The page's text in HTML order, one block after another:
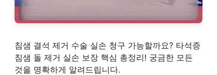
침샘 결석 제거 수술 실손 청구 가능할까요? 타석증
침샘 돌 제거 실손 보장 핵심 총정리! 궁금한 모든
것을 명확하게 알려드립니다.